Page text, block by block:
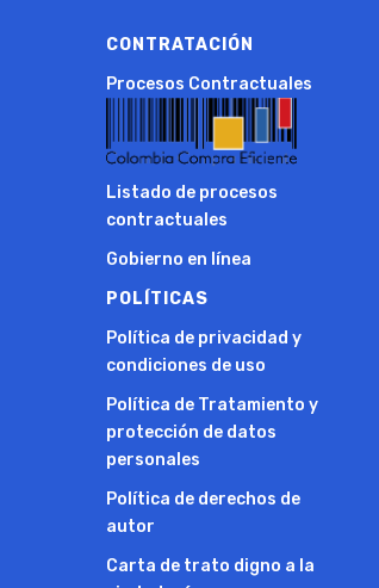
CONTRATACIÓN
Procesos Contractuales
Listado de procesos
contractuales
Gobierno en línea
POLÍTICAS
Política de privacidad y
condiciones de uso
Política de Tratamiento y
protección de datos
personales
Política de derechos de
autor
Carta de trato digno a la